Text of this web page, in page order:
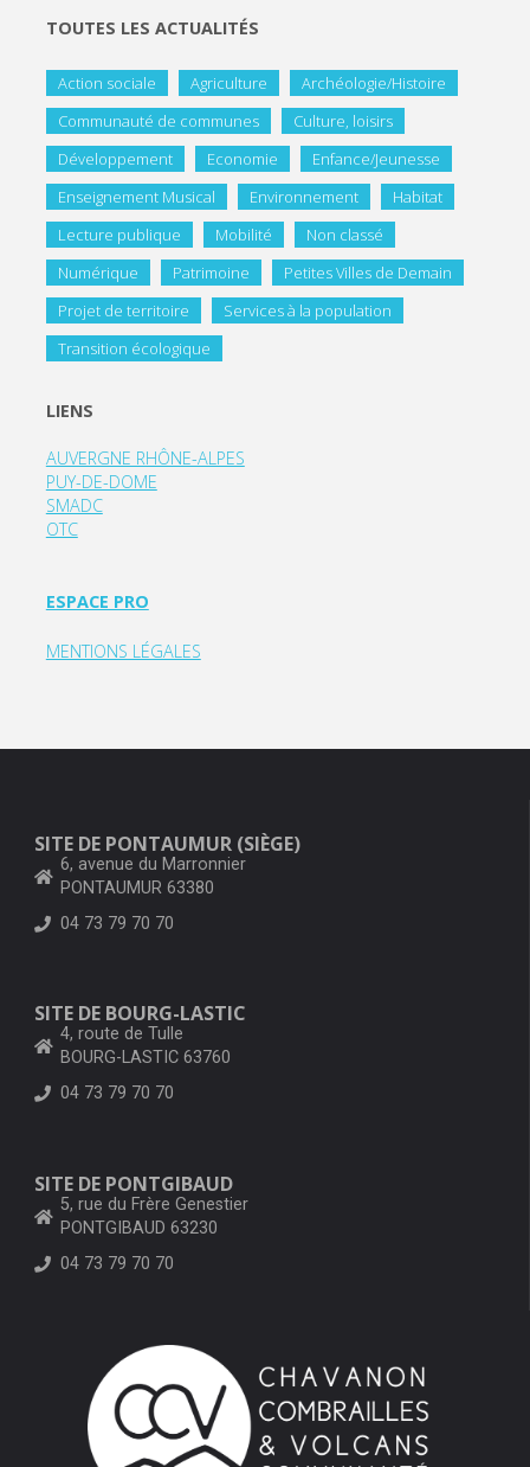
TOUTES LES ACTUALITÉS
Action sociale Agriculture
Archéologie/Histoire
Communauté de communes
Culture, loisirs
Développement
Economie
Enfance/Jeunesse
Enseignement Musical
Environnement
Habitat
Lecture publique
Mobilité
Non classé
Numérique
Patrimoine
Petites Villes de Demain
Projet de territoire
Services à la population
Transition écologique
LIENS
AUVERGNE RHÔNE-ALPES
PUY-DE-DOME
SMADC
OTC
ESPACE PRO
MENTIONS LÉGALES
SITE DE PONTAUMUR (SIÈGE)
6, avenue du Marronnier
PONTAUMUR 63380
04 73 79 70 70
SITE DE BOURG-LASTIC
4, route de Tulle
BOURG-LASTIC 63760
04 73 79 70 70
SITE DE PONTGIBAUD
5, rue du Frère Genestier
PONTGIBAUD 63230
04 73 79 70 70